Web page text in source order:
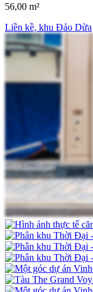
56,00 m²
Liền kề, khu Đảo Dừa